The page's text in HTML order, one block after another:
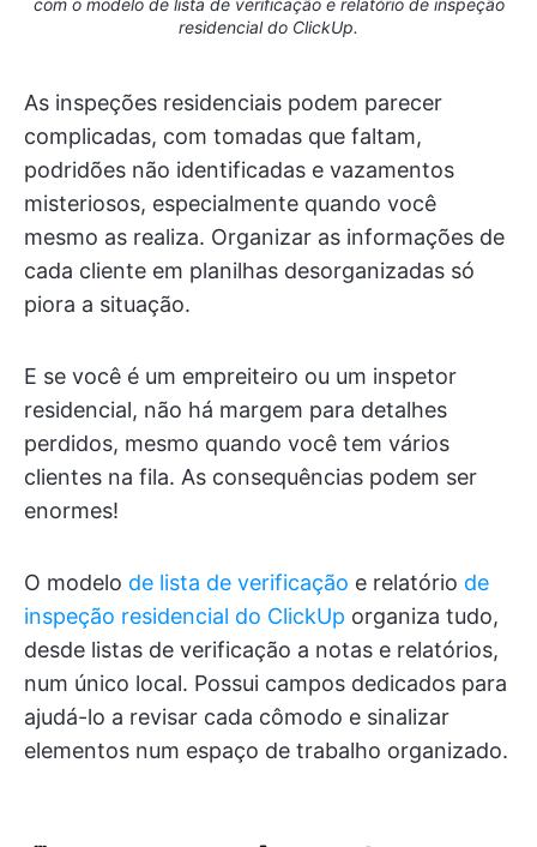
residencial do ClickUp.
As inspeções residenciais podem parecer
complicadas, com tomadas que faltam,
podridões não identificadas e vazamentos
misteriosos, especialmente quando você
mesmo as realiza. Organizar as informações de
cada cliente em planilhas desorganizadas só
piora a situação.
E se você é um empreiteiro ou um inspetor
residencial, não há margem para detalhes
perdidos, mesmo quando você tem vários
clientes na fila. As consequências podem ser
enormes!
O modelo de lista de verificação e relatório de
inspeção residencial do ClickUp organiza tudo,
desde listas de verificação a notas e relatórios,
num único local. Possui campos dedicados para
ajudá-lo a revisar cada cômodo e sinalizar
elementos num espaço de trabalho organizado.